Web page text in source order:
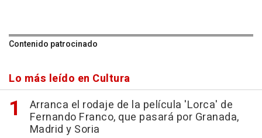
Contenido patrocinado
Lo más leído en Cultura
Arranca el rodaje de la película 'Lorca' de
Fernando Franco, que pasará por Granada,
Madrid y Soria